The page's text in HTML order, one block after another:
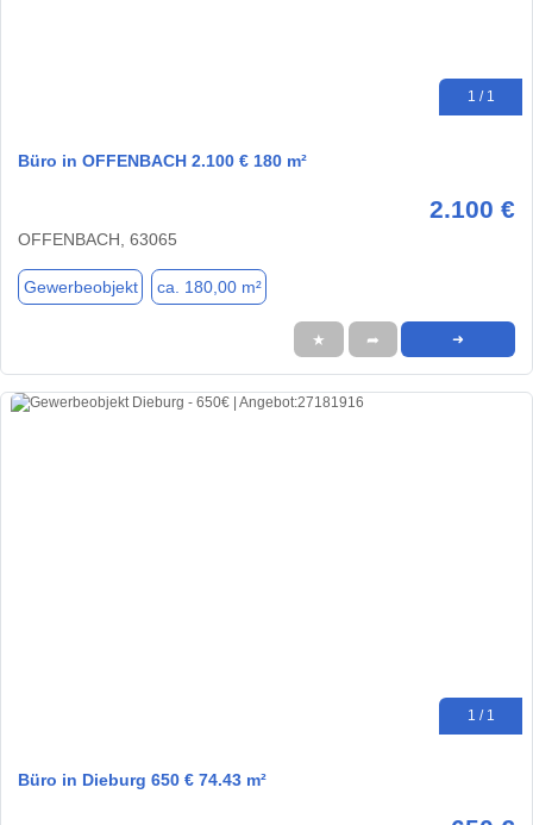
1 / 1
Büro in OFFENBACH 2.100 € 180 m²
2.100 €
OFFENBACH, 63065
Gewerbeobjekt ca. 180,00 m²
★ ➦ ➜
1 / 1
Büro in Dieburg 650 € 74.43 m²